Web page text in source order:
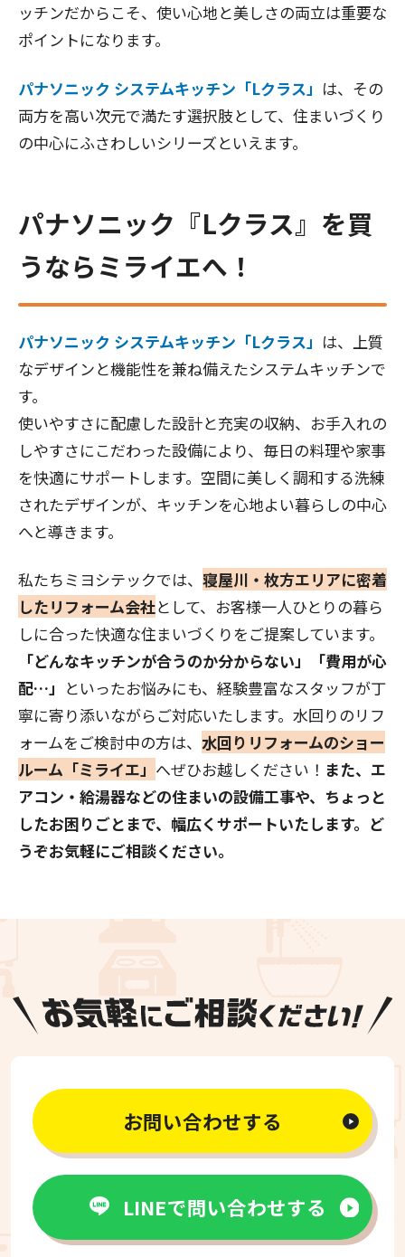
ッチンだからこそ、使い心地と美しさの両立は重要な
ポイントになります。
パナソニック システムキッチン「Lクラス」 は、その
両方を高い次元で満たす選択肢として、住まいづくり
の中心にふさわしいシリーズといえます。
パナソニック『Lクラス』を買
うならミライエへ！
パナソニック システムキッチン「Lクラス」 は、上質
なデザインと機能性を兼ね備えたシステムキッチンで
す。
使いやすさに配慮した設計と充実の収納、お手入れの
しやすさにこだわった設備により、毎日の料理や家事
を快適にサポートします。空間に美しく調和する洗練
されたデザインが、キッチンを心地よい暮らしの中心
へと導きます。
私たちミヨシテックでは、 寝屋川・枚方エリアに密着
したリフォーム会社として、お客様一人ひとりの暮ら
しに合った快適な住まいづくりをご提案しています。
「どんなキッチンが合うのか分からない」「費用が心
配…」 といったお悩みにも、経験豊富なスタッフが丁
寧に寄り添いながらご対応いたします。水回りのリフ
ォームをご検討中の方は、 水回りリフォームのショー
ルーム「ミライエ」 へぜひお越しください！ また、エ
アコン・給湯器などの住まいの設備工事や、ちょっと
したお困りごとまで、幅広くサポートいたします。ど
うぞお気軽にご相談ください。
お問い合わせする
LINEで問い合わせする